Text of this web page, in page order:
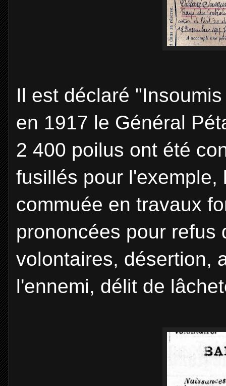
Il est déclaré
en 1917 le Général
2 400 poilus ont été
fusillés pour
commuée en travaux
prononcées pour refus
volontaires, désertion,
l'ennemi, délit de